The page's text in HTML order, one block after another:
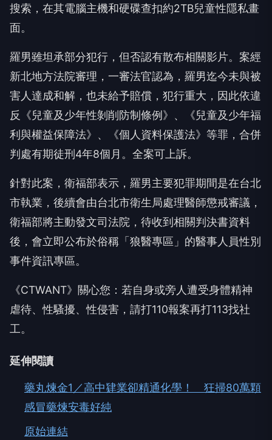
搜索，在其電腦主機和硬碟查扣約2TB兒童性隱私畫
面。
羅男雖坦承部分犯行，但否認有散布相關影片。案經
新北地方法院審理，一審法官認為，羅男迄今未與被
害人達成和解，也未給予賠償，犯行重大，因此依違
反《兒童及少年性剝削防制條例》、《兒童及少年福
利與權益保障法》、《個人資料保護法》等罪，合併
判處有期徒刑4年8個月。全案可上訴。
針對此案，衛福部表示，羅男主要犯罪期間是在台北
市執業，後續會由台北市衛生局處理醫師懲戒審議，
衛福部將主動發文司法院，待收到相關判決書資料
後，會立即公布於俗稱「狼醫專區」的醫事人員性別
事件資訊專區。
《CTWANT》關心您：若自身或旁人遭受身體精神
虐待、性騷擾、性侵害，請打110報案再打113找社
工。
延伸閱讀
藥丸煉金1／高中肄業卻精通化學！ 狂掃80萬顆
感冒藥煉安毒好純
原始連結